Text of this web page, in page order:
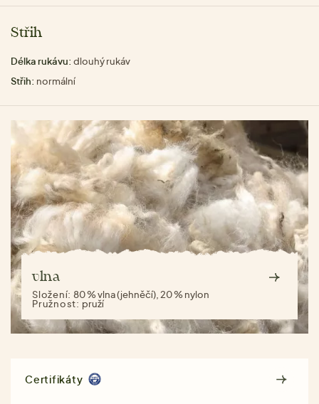
Střih
Délka rukávu: dlouhý rukáv
Střih: normální
vlna
Složení:80 % vlna (jehněčí), 20 % nylon
Pružnost: pruží
Certifikáty